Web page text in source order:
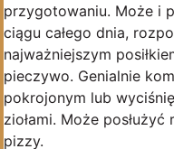
przygotowaniu. Może i
ciągu całego dnia,
najważniejszym
pieczywo. Genialnie
pokrojonym lub
ziołami. Może
pizzy.